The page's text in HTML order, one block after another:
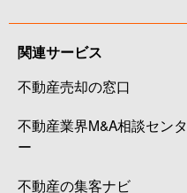
関連サービス
不動産売却の窓口
不動産業界M&A相談センタ
ー
不動産の集客ナビ